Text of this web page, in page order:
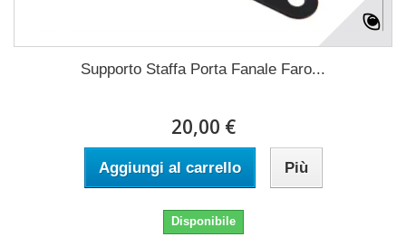
Supporto Staffa Porta Fanale Faro...
20,00 €
Aggiungi al carrello Più
Disponibile